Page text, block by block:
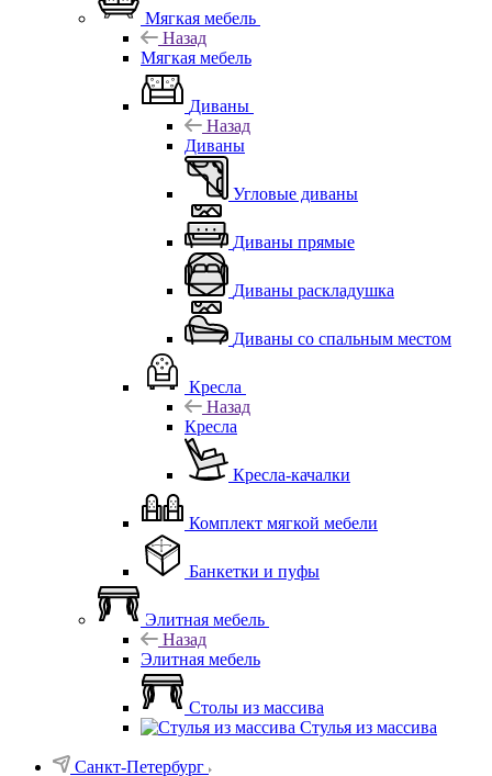
Мягкая мебель
Назад
Мягкая мебель
Диваны
Назад
Диваны
Угловые диваны
Диваны прямые
Диваны раскладушка
Диваны со спальным местом
Кресла
Назад
Кресла
Кресла-качалки
Комплект мягкой мебели
Банкетки и пуфы
Элитная мебель
Назад
Элитная мебель
Столы из массива
Стулья из массива
Санкт-Петербург